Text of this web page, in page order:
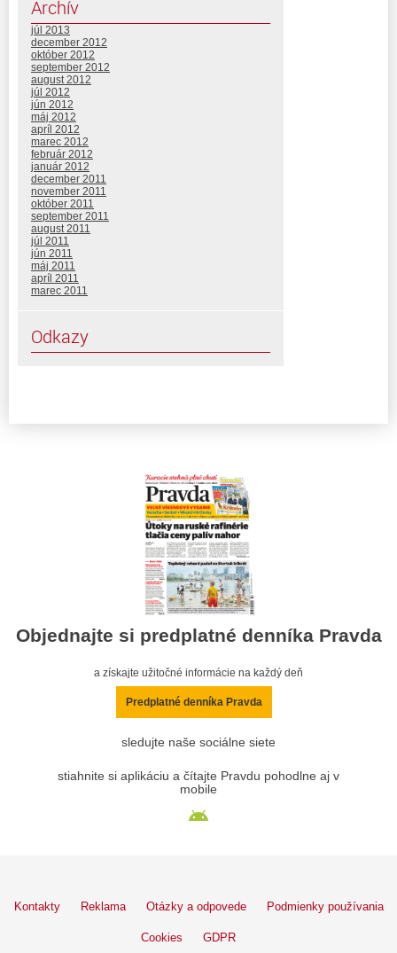
Archív
júl 2013
december 2012
október 2012
september 2012
august 2012
júl 2012
jún 2012
máj 2012
apríl 2012
marec 2012
február 2012
január 2012
december 2011
november 2011
október 2011
september 2011
august 2011
júl 2011
jún 2011
máj 2011
apríl 2011
marec 2011
Odkazy
Objednajte si predplatné denníka Pravda
a získajte užitočné informácie na každý deň
Predplatné denníka Pravda
sledujte naše sociálne siete
stiahnite si aplikáciu a čítajte Pravdu pohodlne aj v
mobile
Kontakty Reklama Otázky a odpovede Podmienky používania
Cookies GDPR